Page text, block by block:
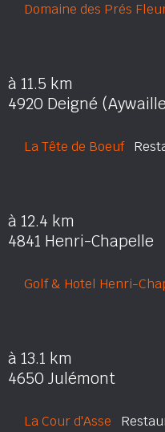
Domaine des Prés
à 11.5 km
4920 Deigné
La Tête de Boeuf
à 12.4 km
4841 Henri-Chapelle
Golf & Hotel Henri-
à 13.1 km
4650 Julémont
La Cour d'Asse